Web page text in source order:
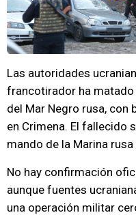
Las autoridades
francotirador ha
del Mar Negro rusa, con
en Crimena. El fallecido
mando de la Marina
No hay confirmación
aunque fuentes
una operación militar